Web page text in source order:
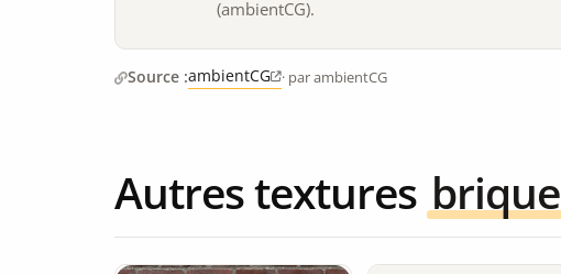
(ambientCG).
Source :ambientCG · par ambientCG
Autres textures brique